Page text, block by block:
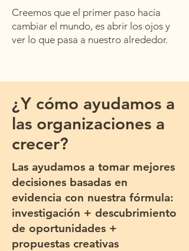
Creemos que el primer paso hacía
cambiar el mundo, es abrir los ojos y
ver lo que pasa a nuestro alrededor.
¿Y cómo ayudamos a
las organizaciones a
crecer?
Las ayudamos a tomar mejores
decisiones basadas en
evidencia con nuestra fórmula:
investigación + descubrimiento
de oportunidades +
propuestas creativas